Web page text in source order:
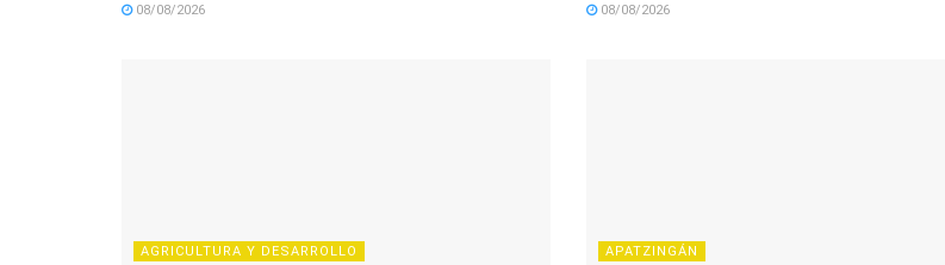
08/08/2026 08/08/2026
AGRICULTURA Y DESARROLLO APATZINGÁN